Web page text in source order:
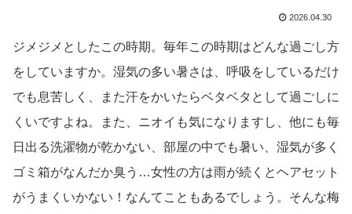
2026.04.30
ジメジメとしたこの時期。毎年この時期はどんな過ごし方
をしていますか。湿気の多い暑さは、呼吸をしているだけ
でも息苦しく、また汗をかいたらベタベタとして過ごしに
くいですよね。また、ニオイも気になりますし、他にも毎
日出る洗濯物が乾かない、部屋の中でも暑い、湿気が多く
ゴミ箱がなんだか臭う…女性の方は雨が続くとヘアセット
がうまくいかない！なんてこともあるでしょう。そんな梅